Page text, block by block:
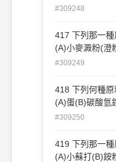
炸熟芝麻。
#309248
417 下列那一
(A)小麥澱粉(澄
#309249
418 下列何種
(A)蛋(B)碳酸氫
#309250
419 下列那一
(A)小蘇打(B)銨